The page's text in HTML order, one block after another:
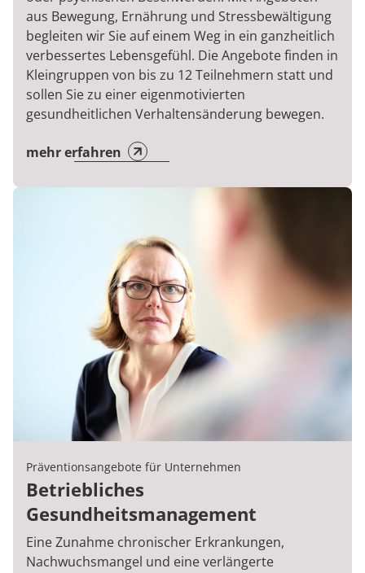
aus Bewegung, Ernährung und Stressbewältigung
begleiten wir Sie auf einem Weg in ein ganzheitlich
verbessertes Lebensgefühl. Die Angebote finden in
Kleingruppen von bis zu 12 Teilnehmern statt und
sollen Sie zu einer eigenmotivierten
gesundheitlichen Verhaltensänderung bewegen.
mehr erfahren
Präventionsangebote für Unternehmen
Betriebliches
Gesundheitsmanagement
Eine Zunahme chronischer Erkrankungen,
Nachwuchsmangel und eine verlängerte